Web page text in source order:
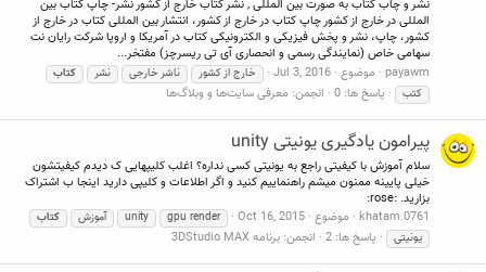
نشر و چاب کتاب به صورت بین المللی , نشر کتاب خارج از کشور نشر- چاپ کتاب بین
المللی در خارج از کشور چاپ کتاب در خارج از کشور، انتشار بین المللی کتاب در خارج از
کشور، چاپ، نشر و پخش فیزیکی و الکترونیکی کتاب در آمریکا و اروپا شرکت رایان نت
سهامی خاص (نمایندگی رسمی و انحصاری آی تی ریسرچز) مفتخر...
payawm موضوع Jul 3, 2016 خارج از کشور ناشر خارجی نشر
کتاب
کتب
پاسخ ها: 0 انجمن: معرفی سایت‌ها و وبلاگ‌ها
پیرامون یادگیری یونیتی unity
سلام آموزش با کیفیتی راجع به یونیتی کسی نداره؟ اغلب کلیپهایی ک دیدم کیفیتشون
خیلی پایینه ممنون میشم راهنماییم کنید و اگر اطلاعات و کلیپی دارید اینجا ب اشتراک
بزارید. :rose:
khatam.0761 موضوع Oct 16, 2015
gpu render
unity آموزش
کتاب
یونیتی
پاسخ ها: 2 انجمن: برنامه 3DStudio MAX